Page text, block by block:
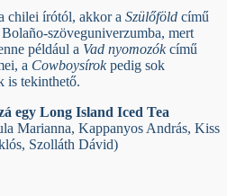
chilei írótól, akkor a Szülőföld című
szöveguniverzumba, mert
például a Vad nyomozókcímű
a Cowboysírokpedig sok
is tekinthető.
egy Long Island Iced Tea
Marianna, Kappanyos András, Kiss
Szolláth Dávid)